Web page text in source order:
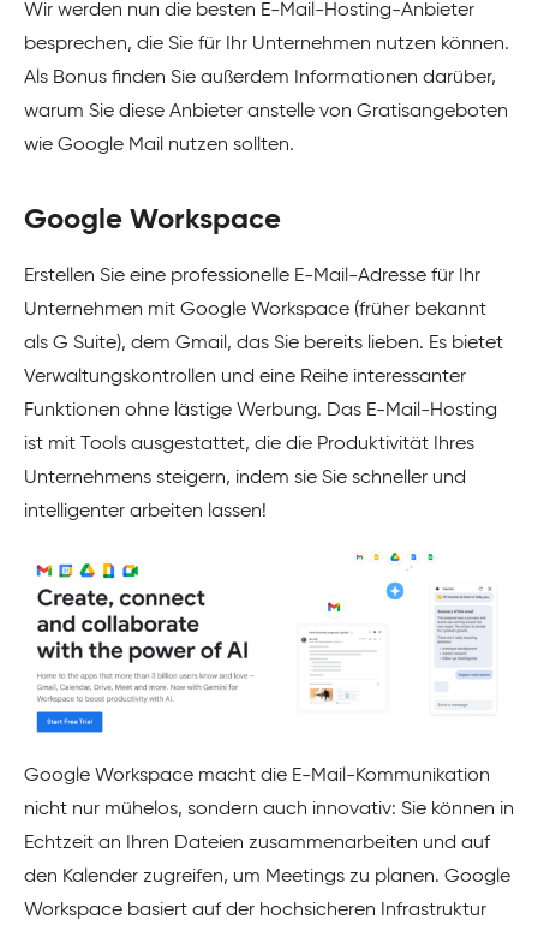
Wir werden nun die besten E-Mail-Hosting-Anbieter
besprechen, die Sie für Ihr Unternehmen nutzen können.
Als Bonus finden Sie außerdem Informationen darüber,
warum Sie diese Anbieter anstelle von Gratisangeboten
wie Google Mail nutzen sollten.
Google Workspace
Erstellen Sie eine professionelle E-Mail-Adresse für Ihr
Unternehmen mit Google Workspace (früher bekannt
als G Suite), dem Gmail, das Sie bereits lieben. Es bietet
Verwaltungskontrollen und eine Reihe interessanter
Funktionen ohne lästige Werbung. Das E-Mail-Hosting
ist mit Tools ausgestattet, die die Produktivität Ihres
Unternehmens steigern, indem sie Sie schneller und
intelligenter arbeiten lassen!
Google Workspace macht die E-Mail-Kommunikation
nicht nur mühelos, sondern auch innovativ: Sie können in
Echtzeit an Ihren Dateien zusammenarbeiten und auf
den Kalender zugreifen, um Meetings zu planen. Google
Workspace basiert auf der hochsicheren Infrastruktur